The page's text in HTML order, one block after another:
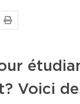
Voici